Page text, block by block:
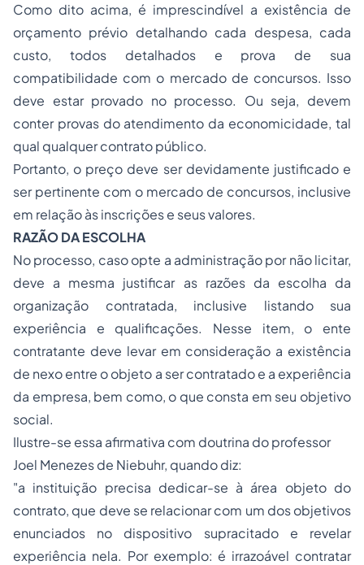
Como dito acima, é imprescindível a existência de
orçamento prévio detalhando cada despesa, cada
custo, todos detalhados e prova de sua
compatibilidade com o mercado de concursos. Isso
deve estar provado no processo. Ou seja, devem
conter provas do atendimento da economicidade, tal
qual qualquer contrato público.
Portanto, o preço deve ser devidamente justificado e
ser pertinente com o mercado de concursos, inclusive
em relação às inscrições e seus valores.
RAZÃO DA ESCOLHA
No processo, caso opte a administração por não licitar,
deve a mesma justificar as razões da escolha da
organização contratada, inclusive listando sua
experiência e qualificações. Nesse item, o ente
contratante deve levar em consideração a existência
de nexo entre o objeto a ser contratado e a experiência
da empresa, bem como, o que consta em seu objetivo
social.
Ilustre-se essa afirmativa com doutrina do professor
Joel Menezes de Niebuhr, quando diz:
"a instituição precisa dedicar-se à área objeto do
contrato, que deve se relacionar com um dos objetivos
enunciados no dispositivo supracitado e revelar
experiência nela. Por exemplo: é irrazoável contratar